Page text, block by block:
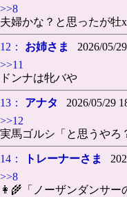
>>8
夫婦かな？と思ったが牡
12： お姉さま 2026/05/
>>11
ドンナは牝バや
13： アナタ 2026/05/29
>>12
実馬ゴルシ「と思うやろ
14： トレーナーさま
>>8
👩‍🌾「ノーザンダンサー